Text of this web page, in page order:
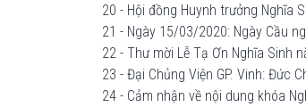
20 - Hội đồng Huynh trưởng Nghĩa
21 - Ngày 15/03/2020: Ngày Cầu
22 - Thư mời Lễ Tạ Ơn Nghĩa Sinh
23 - Đại Chủng Viện GP. Vinh: Đức
24 - Cảm nhận về nội dung khóa